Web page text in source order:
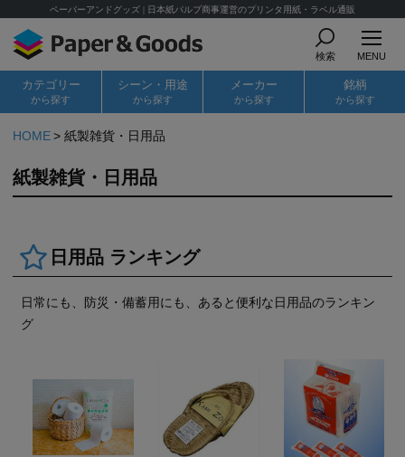
ペーパーアンドグッズ | 日本紙パルプ商事運営のプリンタ用紙・ラベル通販
検索 MENU
カテゴリー
から探す
シーン・用途
から探す
メーカー
から探す
銘柄
から探す
HOME 紙製雑貨・日用品
紙製雑貨・日用品
日用品 ランキング
日常にも、防災・備蓄用にも、あると便利な日用品のランキン
グ